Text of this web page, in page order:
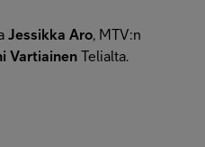
Jessikka Aro , MTV:n
Vartiainen Telialta.